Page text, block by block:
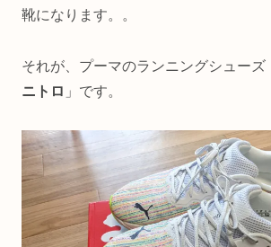
靴になります。。
それが、プーマのランニングシューズ
ニトロ 」です。